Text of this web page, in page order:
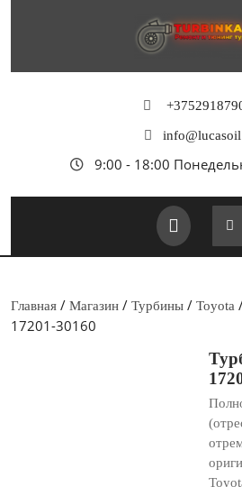
9:00 - 18:00
Кнопка
Открыть
Главная / Магазин / Турбины / Toyota
17201-30160